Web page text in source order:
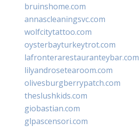
bruinshome.com
annascleaningsvc.com
wolfcitytattoo.com
oysterbayturkeytrot.com
lafronterarestauranteybar.com
lilyandrosetearoom.com
olivesburgberrypatch.com
theslushkids.com
giobastian.com
glpascensori.com